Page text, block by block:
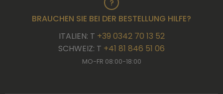
BRAUCHEN SIE BEI DER BESTELLUNG HILFE?
ITALIEN: T +39 0342 70 13 52
SCHWEIZ: T +41 81 846 51 06
MO-FR 08:00-18:00